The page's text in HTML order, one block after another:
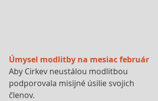
Úmysel modlitby na mesiac február
Aby Cirkev neustálou modlitbou
podporovala misijné úsilie svojich
členov.